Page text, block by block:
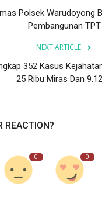
Polsek Warudoyong
Pembangunan TPT
NEXT ARTICLE
352 Kasus
25 Ribu Miras Dan
REACTION?
0 0